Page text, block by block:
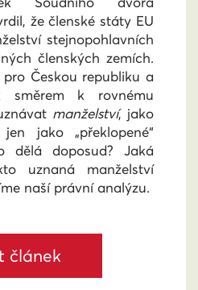
že členské státy EU
stejnopohlavních
členských zemích.
Českou republiku a
k rovnému
manželství, jako
jako „překlopené“
dělá doposud? Jaká
uznaná manželství
naší právní analýzu.
článek